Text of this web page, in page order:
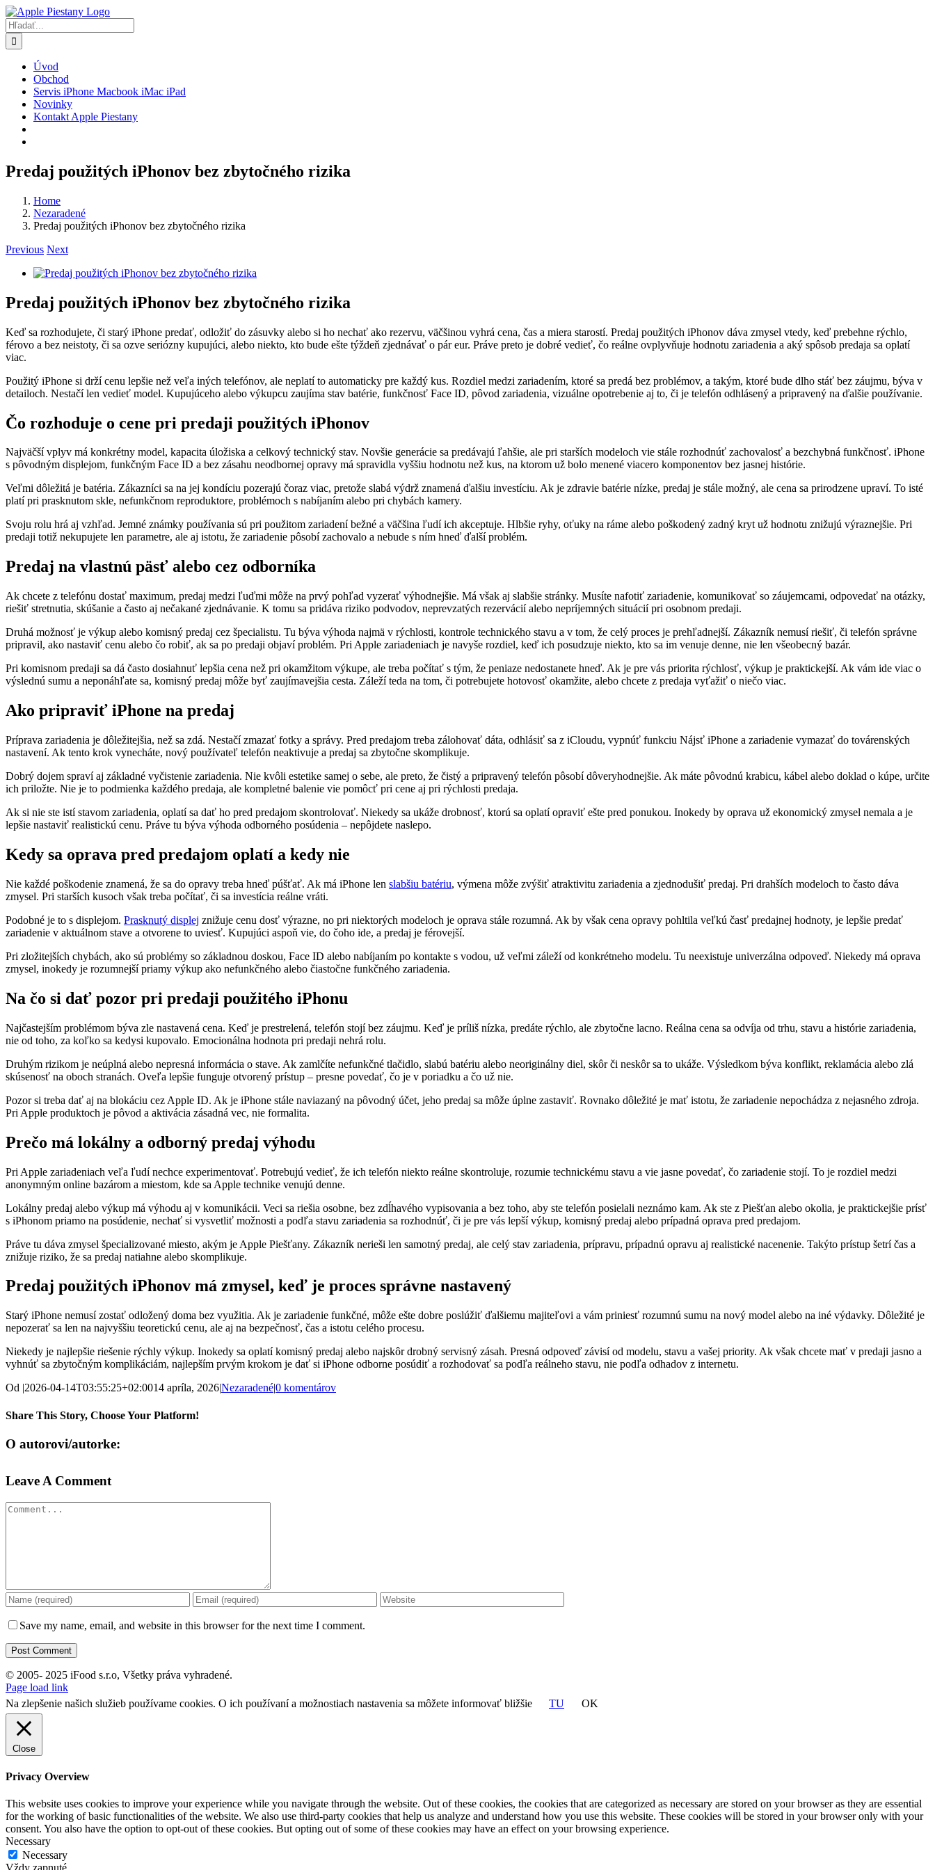
Skip
to
content
Hľadať:
Úvod
Obchod
Servis iPhone Macbook iMac iPad
Novinky
Kontakt Apple Piestany
Predaj použitých iPhonov bez zbytočného rizika
Home
Nezaradené
Predaj použitých iPhonov bez zbytočného rizika
Previous Next
Zobraziť
obrázok
Predaj použitých iPhonov bez zbytočného rizika
Keď sa rozhodujete, či starý iPhone predať, odložiť do zásuvky alebo si ho nechať ako rezervu, väčšinou vyhrá cena, čas a miera starostí. Predaj použitých iPhonov dáva zmysel vtedy, keď prebehne rýchlo,
férovo a bez neistoty, či sa ozve seriózny kupujúci, alebo niekto, kto bude ešte týždeň zjednávať o pár eur. Práve preto je dobré vedieť, čo reálne ovplyvňuje hodnotu zariadenia a aký spôsob predaja sa oplatí
viac.
Použitý iPhone si drží cenu lepšie než veľa iných telefónov, ale neplatí to automaticky pre každý kus. Rozdiel medzi zariadením, ktoré sa predá bez problémov, a takým, ktoré bude dlho stáť bez záujmu, býva v
detailoch. Nestačí len vedieť model. Kupujúceho alebo výkupcu zaujíma stav batérie, funkčnosť Face ID, pôvod zariadenia, vizuálne opotrebenie aj to, či je telefón odhlásený a pripravený na ďalšie používanie.
Čo rozhoduje o cene pri predaji použitých iPhonov
Najväčší vplyv má konkrétny model, kapacita úložiska a celkový technický stav. Novšie generácie sa predávajú ľahšie, ale pri starších modeloch vie stále rozhodnúť zachovalosť a bezchybná funkčnosť. iPhone
s pôvodným displejom, funkčným Face ID a bez zásahu neodbornej opravy má spravidla vyššiu hodnotu než kus, na ktorom už bolo menené viacero komponentov bez jasnej histórie.
Veľmi dôležitá je batéria. Zákazníci sa na jej kondíciu pozerajú čoraz viac, pretože slabá výdrž znamená ďalšiu investíciu. Ak je zdravie batérie nízke, predaj je stále možný, ale cena sa prirodzene upraví. To isté
platí pri prasknutom skle, nefunkčnom reproduktore, problémoch s nabíjaním alebo pri chybách kamery.
Svoju rolu hrá aj vzhľad. Jemné známky používania sú pri použitom zariadení bežné a väčšina ľudí ich akceptuje. Hlbšie ryhy, oťuky na ráme alebo poškodený zadný kryt už hodnotu znižujú výraznejšie. Pri
predaji totiž nekupujete len parametre, ale aj istotu, že zariadenie pôsobí zachovalo a nebude s ním hneď ďalší problém.
Predaj na vlastnú päsť alebo cez odborníka
Ak chcete z telefónu dostať maximum, predaj medzi ľuďmi môže na prvý pohľad vyzerať výhodnejšie. Má však aj slabšie stránky. Musíte nafotiť zariadenie, komunikovať so záujemcami, odpovedať na otázky,
riešiť stretnutia, skúšanie a často aj nečakané zjednávanie. K tomu sa pridáva riziko podvodov, neprevzatých rezervácií alebo nepríjemných situácií pri osobnom predaji.
Druhá možnosť je výkup alebo komisný predaj cez špecialistu. Tu býva výhoda najmä v rýchlosti, kontrole technického stavu a v tom, že celý proces je prehľadnejší. Zákazník nemusí riešiť, či telefón správne
pripravil, ako nastaviť cenu alebo čo robiť, ak sa po predaji objaví problém. Pri Apple zariadeniach je navyše rozdiel, keď ich posudzuje niekto, kto sa im venuje denne, nie len všeobecný bazár.
Pri komisnom predaji sa dá často dosiahnuť lepšia cena než pri okamžitom výkupe, ale treba počítať s tým, že peniaze nedostanete hneď. Ak je pre vás priorita rýchlosť, výkup je praktickejší. Ak vám ide viac o
výslednú sumu a neponáhľate sa, komisný predaj môže byť zaujímavejšia cesta. Záleží teda na tom, či potrebujete hotovosť okamžite, alebo chcete z predaja vyťažiť o niečo viac.
Ako pripraviť iPhone na predaj
Príprava zariadenia je dôležitejšia, než sa zdá. Nestačí zmazať fotky a správy. Pred predajom treba zálohovať dáta, odhlásiť sa z iCloudu, vypnúť funkciu Nájsť iPhone a zariadenie vymazať do továrenských
nastavení. Ak tento krok vynecháte, nový používateľ telefón neaktivuje a predaj sa zbytočne skomplikuje.
Dobrý dojem spraví aj základné vyčistenie zariadenia. Nie kvôli estetike samej o sebe, ale preto, že čistý a pripravený telefón pôsobí dôveryhodnejšie. Ak máte pôvodnú krabicu, kábel alebo doklad o kúpe, určite
ich priložte. Nie je to podmienka každého predaja, ale kompletné balenie vie pomôcť pri cene aj pri rýchlosti predaja.
Ak si nie ste istí stavom zariadenia, oplatí sa dať ho pred predajom skontrolovať. Niekedy sa ukáže drobnosť, ktorú sa oplatí opraviť ešte pred ponukou. Inokedy by oprava už ekonomický zmysel nemala a je
lepšie nastaviť realistickú cenu. Práve tu býva výhoda odborného posúdenia – nepôjdete naslepo.
Kedy sa oprava pred predajom oplatí a kedy nie
Nie každé poškodenie znamená, že sa do opravy treba hneď púšťať. Ak má iPhone len slabšiu batériu, výmena môže zvýšiť atraktivitu zariadenia a zjednodušiť predaj. Pri drahších modeloch to často dáva
zmysel. Pri starších kusoch však treba počítať, či sa investícia reálne vráti.
Podobné je to s displejom. Prasknutý displej znižuje cenu dosť výrazne, no pri niektorých modeloch je oprava stále rozumná. Ak by však cena opravy pohltila veľkú časť predajnej hodnoty, je lepšie predať
zariadenie v aktuálnom stave a otvorene to uviesť. Kupujúci aspoň vie, do čoho ide, a predaj je férovejší.
Pri zložitejších chybách, ako sú problémy so základnou doskou, Face ID alebo nabíjaním po kontakte s vodou, už veľmi záleží od konkrétneho modelu. Tu neexistuje univerzálna odpoveď. Niekedy má oprava
zmysel, inokedy je rozumnejší priamy výkup ako nefunkčného alebo čiastočne funkčného zariadenia.
Na čo si dať pozor pri predaji použitého iPhonu
Najčastejším problémom býva zle nastavená cena. Keď je prestrelená, telefón stojí bez záujmu. Keď je príliš nízka, predáte rýchlo, ale zbytočne lacno. Reálna cena sa odvíja od trhu, stavu a histórie zariadenia,
nie od toho, za koľko sa kedysi kupovalo. Emocionálna hodnota pri predaji nehrá rolu.
Druhým rizikom je neúplná alebo nepresná informácia o stave. Ak zamlčíte nefunkčné tlačidlo, slabú batériu alebo neoriginálny diel, skôr či neskôr sa to ukáže. Výsledkom býva konflikt, reklamácia alebo zlá
skúsenosť na oboch stranách. Oveľa lepšie funguje otvorený prístup – presne povedať, čo je v poriadku a čo už nie.
Pozor si treba dať aj na blokáciu cez Apple ID. Ak je iPhone stále naviazaný na pôvodný účet, jeho predaj sa môže úplne zastaviť. Rovnako dôležité je mať istotu, že zariadenie nepochádza z nejasného zdroja.
Pri Apple produktoch je pôvod a aktivácia zásadná vec, nie formalita.
Prečo má lokálny a odborný predaj výhodu
Pri Apple zariadeniach veľa ľudí nechce experimentovať. Potrebujú vedieť, že ich telefón niekto reálne skontroluje, rozumie technickému stavu a vie jasne povedať, čo zariadenie stojí. To je rozdiel medzi
anonymným online bazárom a miestom, kde sa Apple technike venujú denne.
Lokálny predaj alebo výkup má výhodu aj v komunikácii. Veci sa riešia osobne, bez zdĺhavého vypisovania a bez toho, aby ste telefón posielali neznámo kam. Ak ste z Piešťan alebo okolia, je praktickejšie prísť
s iPhonom priamo na posúdenie, nechať si vysvetliť možnosti a podľa stavu zariadenia sa rozhodnúť, či je pre vás lepší výkup, komisný predaj alebo prípadná oprava pred predajom.
Práve tu dáva zmysel špecializované miesto, akým je Apple Piešťany. Zákazník nerieši len samotný predaj, ale celý stav zariadenia, prípravu, prípadnú opravu aj realistické nacenenie. Takýto prístup šetrí čas a
znižuje riziko, že sa predaj natiahne alebo skomplikuje.
Predaj použitých iPhonov má zmysel, keď je proces správne nastavený
Starý iPhone nemusí zostať odložený doma bez využitia. Ak je zariadenie funkčné, môže ešte dobre poslúžiť ďalšiemu majiteľovi a vám priniesť rozumnú sumu na nový model alebo na iné výdavky. Dôležité je
nepozerať sa len na najvyššiu teoretickú cenu, ale aj na bezpečnosť, čas a istotu celého procesu.
Niekedy je najlepšie riešenie rýchly výkup. Inokedy sa oplatí komisný predaj alebo najskôr drobný servisný zásah. Presná odpoveď závisí od modelu, stavu a vašej priority. Ak však chcete mať v predaji jasno a
vyhnúť sa zbytočným komplikáciám, najlepším prvým krokom je dať si iPhone odborne posúdiť a rozhodovať sa podľa reálneho stavu, nie podľa odhadov z internetu.
Od |2026-04-14T03:55:25+02:0014 apríla, 2026|Nezaradené|0 komentárov
Share This Story, Choose Your Platform!
Facebook
X
Reddit
LinkedIn
Tumblr
Pinterest
Vk
Email
O autorovi/autorke:
Leave A Comment
Comment
Save my name, email, and website in this browser for the next time I comment.
© 2005- 2025 iFood s.r.o, Všetky práva vyhradené.
Facebook
Instagram
Page load link
Na zlepšenie našich služieb používame cookies. O ich používaní a možnostiach nastavenia sa môžete informovať bližšie
TU OK
Close
Privacy Overview
This website uses cookies to improve your experience while you navigate through the website. Out of these cookies, the cookies that are categorized as necessary are stored on your browser as they are essential
for the working of basic functionalities of the website. We also use third-party cookies that help us analyze and understand how you use this website. These cookies will be stored in your browser only with your
consent. You also have the option to opt-out of these cookies. But opting out of some of these cookies may have an effect on your browsing experience.
Necessary
Necessary
Vždy zapnuté